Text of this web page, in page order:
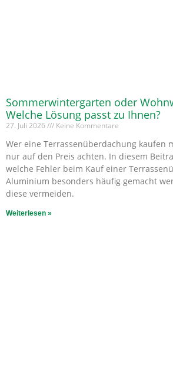
Sommerwintergarten oder
Welche Lösung passt zu Ihnen?
27. Juli 2026 Keine Kommentare
Wer eine Terrassenüberdachung kaufen
nur auf den Preis achten. In diesem
welche Fehler beim Kauf einer
Aluminium besonders häufig gemacht
diese vermeiden.
Weiterlesen »